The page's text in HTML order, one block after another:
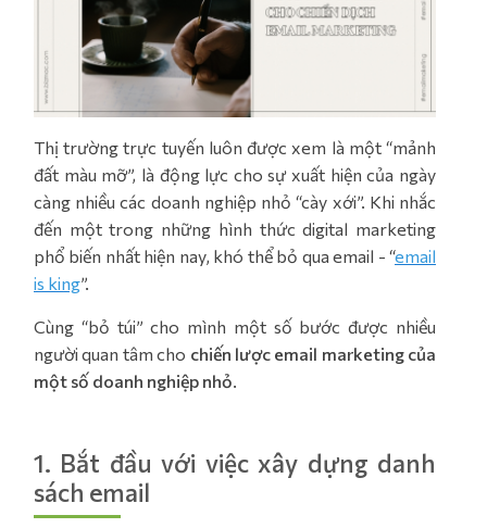
Thị trường trực tuyến luôn được xem là một “mảnh
đất màu mỡ”, là động lực cho sự xuất hiện của ngày
càng nhiều các doanh nghiệp nhỏ “cày xới”. Khi nhắc
đến một trong những hình thức digital marketing
phổ biến nhất hiện nay, khó thể bỏ qua email - “email
is king”.
Cùng “bỏ túi” cho mình một số bước được nhiều
người quan tâm cho chiến lược email marketing của
một số doanh nghiệp nhỏ
1. Bắt đầu với việc xây dựng danh
sách email